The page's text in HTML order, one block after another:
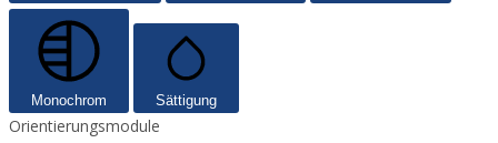
Monochrom Sättigung
Orientierungsmodule